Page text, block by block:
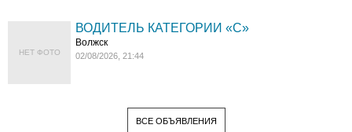
НЕТ ФОТО
ВОДИТЕЛЬ КАТЕГОРИИ «C»
Волжск
02/08/2026, 21:44
ВСЕ ОБЪЯВЛЕНИЯ